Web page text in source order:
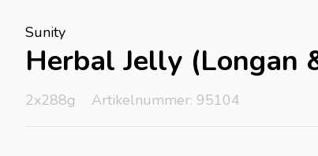
Sunity
Herbal Jelly (Longan
2x288g Artikelnummer: 95104